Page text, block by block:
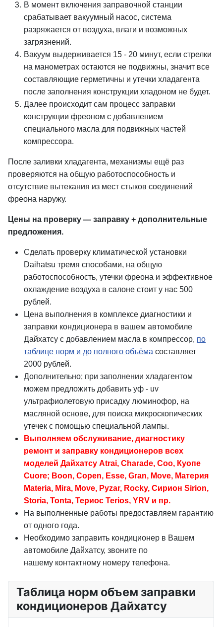
В момент включения заправочной станции
срабатывает вакуумный насос, система
разряжается от воздуха, влаги и возможных
загрязнений.
Вакуум выдерживается 15 - 20 минут, если стрелки
на манометрах остаются не подвижны, значит все
составляющие герметичны и утечки хладагента
после заполнения конструкции хладоном не будет.
Далее происходит сам процесс заправки
конструкции фреоном с добавлением
специального масла для подвижных частей
компрессора.
После заливки хладагента, механизмы ещё раз
проверяются на общую работоспособность и
отсутствие вытекания из мест стыков соединений
фреона наружу.
Цены на проверку — заправку + дополнительные
предложения.
Сделать проверку климатической установки
Daihatsu тремя способами, на общую
работоспособность, утечки фреона и эффективное
охлаждение воздуха в салоне стоит у нас 500
рублей.
Цена выполнения в комплексе диагностики и
заправки кондиционера в вашем автомобиле
Дайхатсу с добавлением масла в компрессор, по
таблице норм и до полного объёма составляет
2000 рублей.
Дополнительно; при заполнении хладагентом
можем предложить добавить уф - uv
ультрафиолетовую присадку люминофор, на
масляной основе, для поиска микроскопических
утечек с помощью специальной лампы.
Выполняем обслуживание, диагностику
ремонт и заправку кондиционеров всех
моделей Дайхатсу Atrai, Charade, Coo, Куопе
Cuore; Boon, Copen, Esse, Gran, Move, Материя
Materia, Mira, Move, Pyzar, Rocky, Сирион Sirion,
Storia, Tonta, Териос Terios, YRV и пр.
На выполненные работы предоставляем гарантию
от одного года.
Необходимо заправить кондиционер в Вашем
автомобиле Дайхатсу, звоните по
нашему контактному номеру телефона.
Таблица норм объем заправки
кондиционеров Дайхатсу